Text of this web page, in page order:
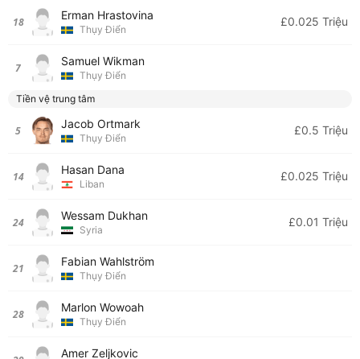
18 Erman Hrastovina
Thụy Điển
£0.025 Triệu
7 Samuel Wikman
Thụy Điển
Tiền vệ trung tâm
5 Jacob Ortmark
Thụy Điển
£0.5 Triệu
14 Hasan Dana
Liban
£0.025 Triệu
24 Wessam Dukhan
Syria
£0.01 Triệu
21 Fabian Wahlström
Thụy Điển
28 Marlon Wowoah
Thụy Điển
Amer Zeljkovic